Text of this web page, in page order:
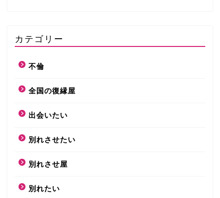
カテゴリー
不倫
全国の復縁屋
出会いたい
別れさせたい
別れさせ屋
別れたい